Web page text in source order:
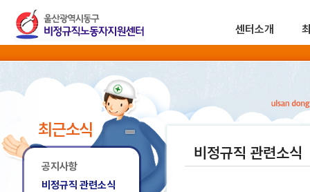
센터소개
최근소식
공지사항
비정규직 관련소식
비정규직 관련소식